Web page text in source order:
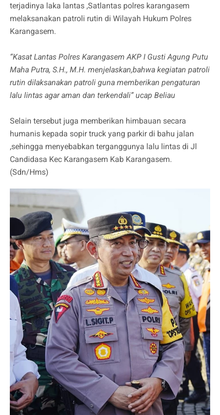
terjadinya laka lantas ,Satlantas polres karangasem
melaksanakan patroli rutin di Wilayah Hukum Polres
Karangasem.
“Kasat Lantas Polres Karangasem AKP I Gusti Agung Putu
Maha Putra, S.H., M.H. menjelaskan,bahwa kegiatan patroli
rutin dilaksanakan patroli guna memberikan pengaturan
lalu lintas agar aman dan terkendali” ucap Beliau
Selain tersebut juga memberikan himbauan secara
humanis kepada sopir truck yang parkir di bahu jalan
,sehingga menyebabkan terganggunya lalu lintas di Jl
Candidasa Kec Karangasem Kab Karangasem.
(Sdn/Hms)